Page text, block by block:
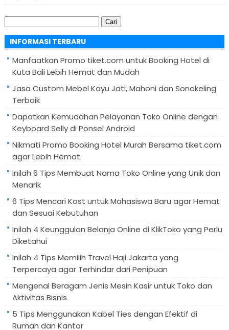
Cari
untuk:
INFORMASI TERBARU
Manfaatkan Promo tiket.com untuk Booking Hotel di
Kuta Bali Lebih Hemat dan Mudah
Jasa Custom Mebel Kayu Jati, Mahoni dan Sonokeling
Terbaik
Dapatkan Kemudahan Pelayanan Toko Online dengan
Keyboard Selly di Ponsel Android
Nikmati Promo Booking Hotel Murah Bersama tiket.com
agar Lebih Hemat
Inilah 6 Tips Membuat Nama Toko Online yang Unik dan
Menarik
6 Tips Mencari Kost untuk Mahasiswa Baru agar Hemat
dan Sesuai Kebutuhan
Inilah 4 Keunggulan Belanja Online di KlikToko yang Perlu
Diketahui
Inilah 4 Tips Memilih Travel Haji Jakarta yang
Terpercaya agar Terhindar dari Penipuan
Mengenal Beragam Jenis Mesin Kasir untuk Toko dan
Aktivitas Bisnis
5 Tips Menggunakan Kabel Ties dengan Efektif di
Rumah dan Kantor